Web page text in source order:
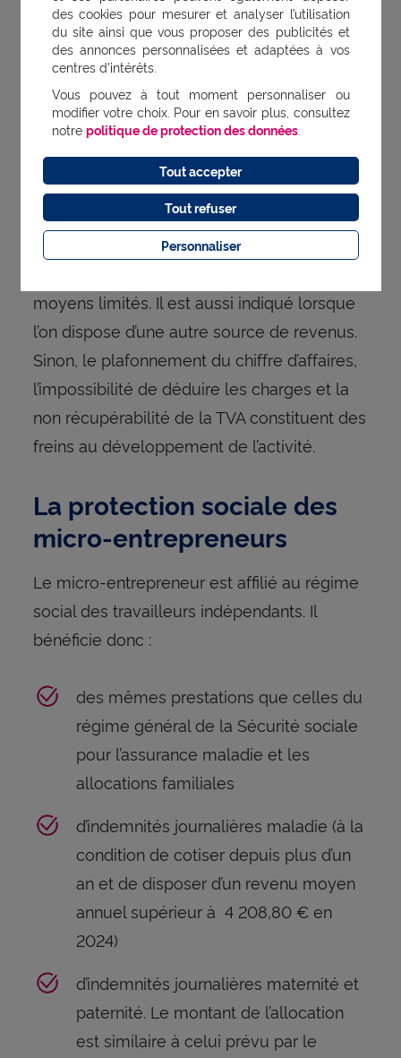
TVA à leurs clients. En retour, ils ne peuvent
pas la récupérer sur leurs achats. Le coût
des investissements est donc majoré en
comparaison d’une activité soumise à la
TVA.
En résumé, le statut de micro-entrepreneur
est particulièrement adapté aux personnes
qui souhaitent tester une activité ou
moyens limités. Il est aussi indiqué lorsque
l’on dispose d’une autre source de revenus.
Sinon, le plafonnement du chiffre d’affaires,
l’impossibilité de déduire les charges et la
non récupérabilité de la TVA constituent des
freins au développement de l’activité.
La protection sociale des
micro-entrepreneurs
Le micro-entrepreneur est affilié au régime
social des travailleurs indépendants. Il
bénéficie donc :
des mêmes prestations que celles du
régime général de la Sécurité sociale
pour l’assurance maladie et les
allocations familiales
d’indemnités journalières maladie (à la
condition de cotiser depuis plus d’un
an et de disposer d’un revenu moyen
annuel supérieur à 4 208,80 € en
2024)
d’indemnités journalières maternité et
paternité. Le montant de l’allocation
est similaire à celui prévu par le
des cookies pour mesurer et analyser l’utilisation
du site ainsi que vous proposer des publicités et
des annonces personnalisées et adaptées à vos
centres d’intérêts.
Vous pouvez à tout moment personnaliser ou
modifier votre choix. Pour en savoir plus, consultez
notre politique de protection des données.
Personnaliser
Tout refuser
Tout accepter